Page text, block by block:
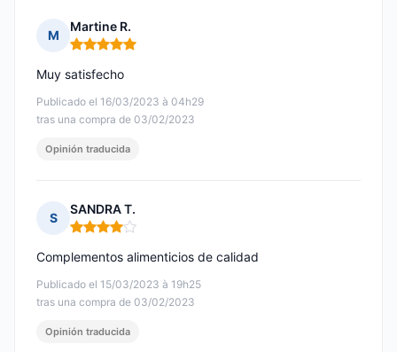
M
Martine R.
Nota: 5 de 5
Publicado el 16/03/2023 à 04h29
tras una compra de 03/02/2023
Muy satisfecho
Opinión traducida
S
SANDRA T.
Nota: 4 de 5
Publicado el 15/03/2023 à 19h25
tras una compra de 03/02/2023
Complementos alimenticios de calidad
Opinión traducida